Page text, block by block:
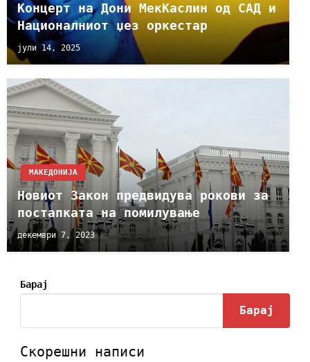
Концерт на Дони МекКаслин од САД и
Националниот џез оркестар
јули 14, 2025
МАКЕДОНИЈА
Новиот Закон предвидува рокови за
постапката на помилување
декември 7, 2023
Барај
Барај
Скорешни написи